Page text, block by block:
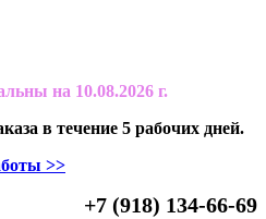
на 10.08.2026 г.
в течение 5 рабочих дней.
>>
+7 (918) 134-66-69